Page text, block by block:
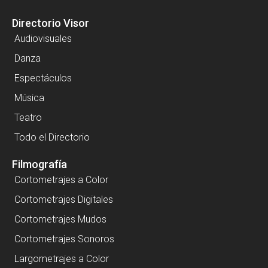
Directorio Visor
Audiovisuales
Danza
Espectáculos
Música
Teatro
Todo el Directorio
Filmografía
Cortometrajes a Color
Cortometrajes Digitales
Cortometrajes Mudos
Cortometrajes Sonoros
Largometrajes a Color